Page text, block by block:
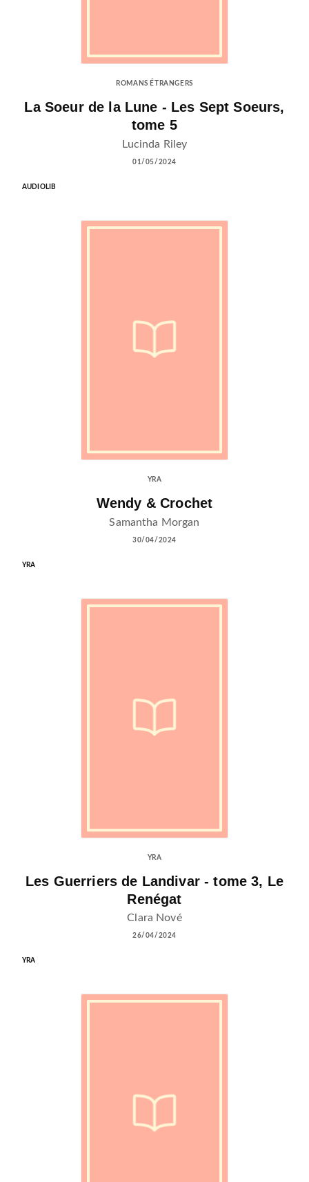
ROMANS ÉTRANGERS
La Soeur de la Lune - Les Sept Soeurs,
tome 5
Lucinda Riley
01/05/2024
AUDIOLIB
YRA
Wendy & Crochet
Samantha Morgan
30/04/2024
YRA
YRA
Les Guerriers de Landivar - tome 3, Le
Renégat
Clara Nové
26/04/2024
YRA